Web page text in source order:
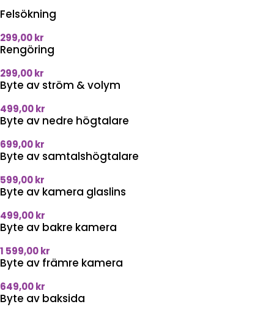
Felsökning
299,00kr
Rengöring
299,00kr
Byte av ström & volym
499,00kr
Byte av nedre högtalare
699,00kr
Byte av samtalshögtalare
599,00kr
Byte av kamera glaslins
499,00kr
Byte av bakre kamera
1 599,00kr
Byte av främre kamera
649,00kr
Byte av baksida